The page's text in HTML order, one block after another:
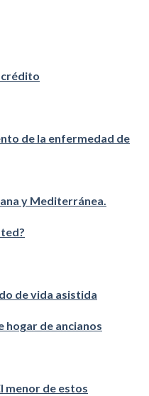
crédito
de la enfermedad de
y Mediterránea.
de vida asistida
hogar de ancianos
menor de estos